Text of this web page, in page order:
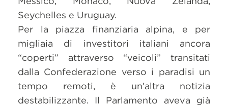
Seychelles e Uruguay.
Per la piazza finanziaria alpina, e per
migliaia di investitori italiani ancora
“coperti” attraverso “veicoli” transitati
dalla Confederazione verso i paradisi un
tempo remoti, è un’altra notizia
destabilizzante. Il Parlamento aveva già